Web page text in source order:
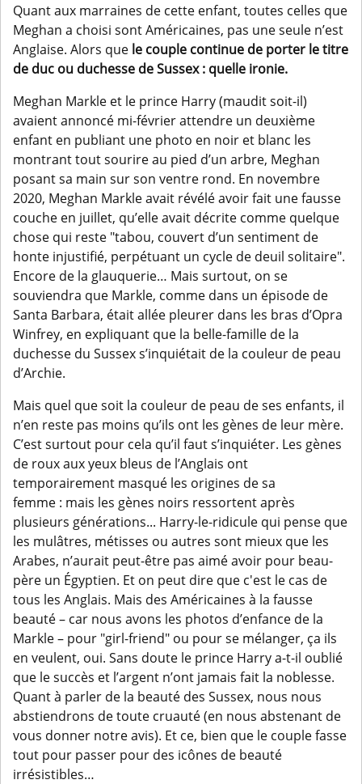
Quant aux marraines de cette enfant, toutes celles que
Meghan a choisi sont Américaines, pas une seule n’est
Anglaise. Alors que le couple continue de porter le titre
de duc ou duchesse de Sussex : quelle ironie.
Meghan Markle et le prince Harry (maudit soit-il)
avaient annoncé mi-février attendre un deuxième
enfant en publiant une photo en noir et blanc les
montrant tout sourire au pied d’un arbre, Meghan
posant sa main sur son ventre rond. En novembre
2020, Meghan Markle avait révélé avoir fait une fausse
couche en juillet, qu’elle avait décrite comme quelque
chose qui reste "tabou, couvert d’un sentiment de
honte injustifié, perpétuant un cycle de deuil solitaire".
Encore de la glauquerie… Mais surtout, on se
souviendra que Markle, comme dans un épisode de
Santa Barbara, était allée pleurer dans les bras d’Opra
Winfrey, en expliquant que la belle-famille de la
duchesse du Sussex s’inquiétait de la couleur de peau
d’Archie.
Mais quel que soit la couleur de peau de ses enfants, il
n’en reste pas moins qu’ils ont les gènes de leur mère.
C’est surtout pour cela qu’il faut s’inquiéter. Les gènes
de roux aux yeux bleus de l’Anglais ont
temporairement masqué les origines de sa
femme : mais les gènes noirs ressortent après
plusieurs générations... Harry-le-ridicule qui pense que
les mulâtres, métisses ou autres sont mieux que les
Arabes, n’aurait peut-être pas aimé avoir pour beau-
père un Égyptien. Et on peut dire que c'est le cas de
tous les Anglais. Mais des Américaines à la fausse
beauté – car nous avons les photos d’enfance de la
Markle – pour "girl-friend" ou pour se mélanger, ça ils
en veulent, oui. Sans doute le prince Harry a-t-il oublié
que le succès et l’argent n’ont jamais fait la noblesse.
Quant à parler de la beauté des Sussex, nous nous
abstiendrons de toute cruauté (en nous abstenant de
vous donner notre avis). Et ce, bien que le couple fasse
tout pour passer pour des icônes de beauté
irrésistibles…